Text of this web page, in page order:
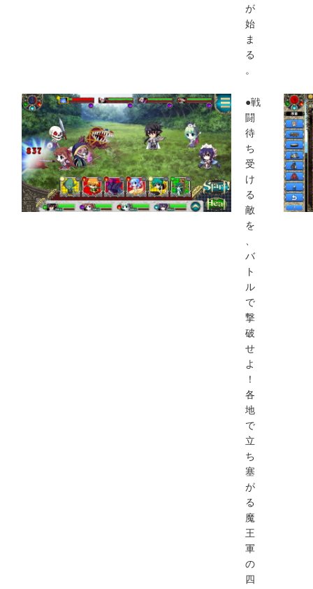
が
始
ま
る
。
●戦
闘
待
ち
受
け
る
敵
を
、
バ
ト
ル
で
撃
破
せ
よ
！
各
地
で
立
ち
塞
が
る
魔
王
軍
の
四